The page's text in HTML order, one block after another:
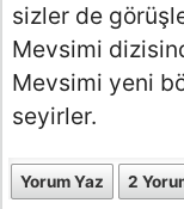
sizler de
Mevsimi
Mevsimi yeni
seyirler.
Yorum Yaz 2